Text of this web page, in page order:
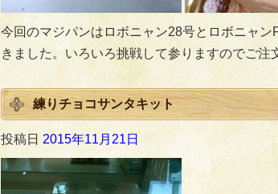
今回のマジパンはロボニャン28号とロボニャ
きました。いろいろ挑戦して参りますのでご注
練りチョコサンタキット
投稿日 2015年11月21日